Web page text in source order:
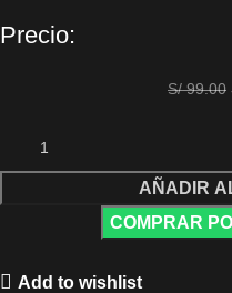
Precio:
S/99.00
AÑADIR
COMPRAR
Add to wishlist